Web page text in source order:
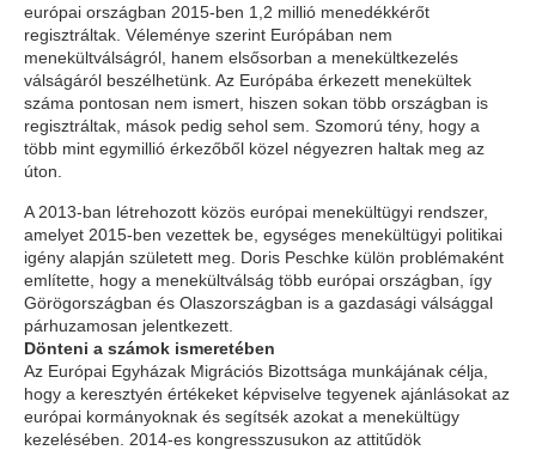
európai országban 2015-ben 1,2 millió menedékkérőt
regisztráltak. Véleménye szerint Európában nem
menekültválságról, hanem elsősorban a menekültkezelés
válságáról beszélhetünk. Az Európába érkezett menekültek
száma pontosan nem ismert, hiszen sokan több országban is
regisztráltak, mások pedig sehol sem. Szomorú tény, hogy a
több mint egymillió érkezőből közel négyezren haltak meg az
úton.
A 2013-ban létrehozott közös európai menekültügyi rendszer,
amelyet 2015-ben vezettek be, egységes menekültügyi politikai
igény alapján született meg. Doris Peschke külön problémaként
említette, hogy a menekültválság több európai országban, így
Görögországban és Olaszországban is a gazdasági válsággal
párhuzamosan jelentkezett.
Dönteni a számok ismeretében
Az Európai Egyházak Migrációs Bizottsága munkájának célja,
hogy a keresztyén értékeket képviselve tegyenek ajánlásokat az
európai kormányoknak és segítsék azokat a menekültügy
kezelésében. 2014-es kongresszusukon az attitűdök